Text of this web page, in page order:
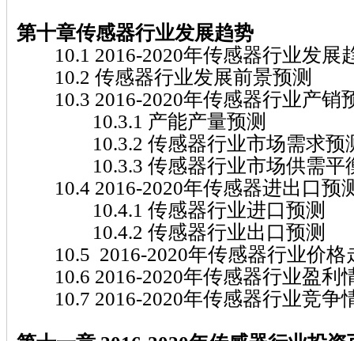
第十章传感器行业发展趋势
10.1 2016-2020年传感器行业发展
10.2 传感器行业发展前景预测
10.3 2016-2020年传感器行业产销
10.3.1 产能产量预测
10.3.2 传感器行业市场需求预
10.3.3 传感器行业市场供需平
10.4 2016-2020年传感器进出口预
10.4.1 传感器行业进口预测
10.4.2 传感器行业出口预测
10.5 2016-2020年传感器行业价格
10.6 2016-2020年传感器行业盈利
10.7 2016-2020年传感器行业竞争